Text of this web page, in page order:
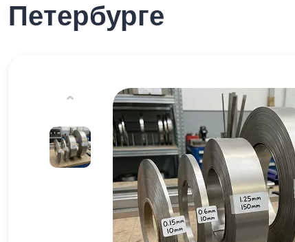
Петербурге